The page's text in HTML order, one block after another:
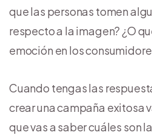
que las personas tomen
respecto a la imagen? ¿O
emoción en los
Cuando tengas las
crear una campaña exitosa
que vas a saber cuáles son